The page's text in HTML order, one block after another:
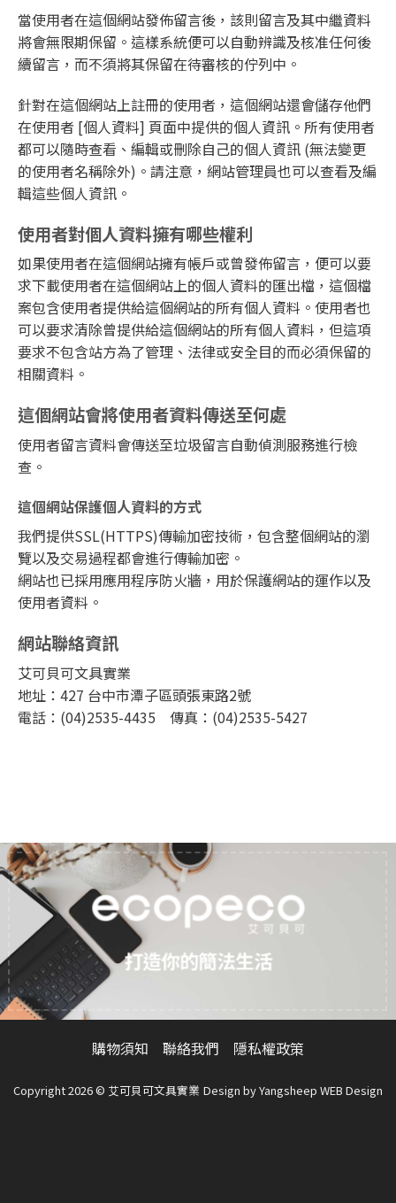
當使用者在這個網站發佈留言後，該則留言及其中繼資料
將會無限期保留。這樣系統便可以自動辨識及核准任何後
續留言，而不須將其保留在待審核的佇列中。
針對在這個網站上註冊的使用者，這個網站還會儲存他們
在使用者 [個人資料] 頁面中提供的個人資訊。所有使用者
都可以隨時查看、編輯或刪除自己的個人資訊 (無法變更
的使用者名稱除外)。請注意，網站管理員也可以查看及編
輯這些個人資訊。
使用者對個人資料擁有哪些權利
如果使用者在這個網站擁有帳戶或曾發佈留言，便可以要
求下載使用者在這個網站上的個人資料的匯出檔，這個檔
案包含使用者提供給這個網站的所有個人資料。使用者也
可以要求清除曾提供給這個網站的所有個人資料，但這項
要求不包含站方為了管理、法律或安全目的而必須保留的
相關資料。
這個網站會將使用者資料傳送至何處
使用者留言資料會傳送至垃圾留言自動偵測服務進行檢
查。
這個網站保護個人資料的方式
我們提供SSL(HTTPS)傳輸加密技術，包含整個網站的瀏
覽以及交易過程都會進行傳輸加密。
網站也已採用應用程序防火牆，用於保護網站的運作以及
使用者資料。
網站聯絡資訊
艾可貝可文具實業
地址：427 台中市潭子區頭張東路2號
電話：(04)2535-4435 傳真：(04)2535-5427
打造你的簡法生活
購物須知 聯絡我們 隱私權政策
Copyright 2026 © 艾可貝可文具實業 Design byYangsheep WEB Design